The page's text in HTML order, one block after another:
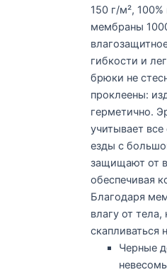
150 г/м²,
мембраны
гибкости и
брюки не
проклеены:
герметично.
учитывает
езды с
защищают от
обеспечивая
Благодаря
влагу от тела,
скапливаться
Черные